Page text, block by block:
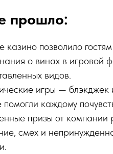
прошло:
казино позволило
о винах в игровой
видов.
игры —
помогли каждому
призы от компании
смех и